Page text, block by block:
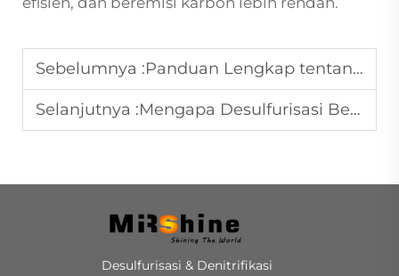
Sebelumnya :Panduan Lengkap tentang Desulfurisasi Gas Buang Modern: Teknologi, Tren, dan Aplikasi Industri
Selanjutnya :Mengapa Desulfurisasi Berbasis Amonia Merupakan Pilihan Optimal untuk Renovasi Emisi Ultra-Rendah di Industri Kokas
Desulfurisasi & Denitrifikasi